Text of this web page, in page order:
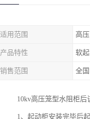
适用范围 高
产品特性 软
销售范围 全国
10kv高压笼型水阻柜后
1、起动柜安装完毕后